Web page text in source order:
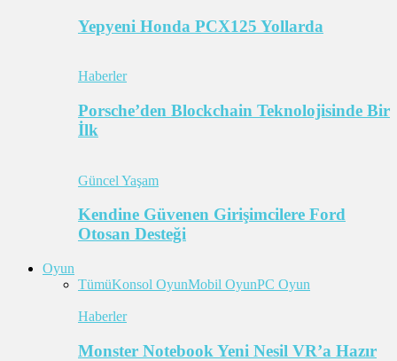
Yepyeni Honda PCX125 Yollarda
Haberler
Porsche’den Blockchain Teknolojisinde Bir
İlk
Güncel Yaşam
Kendine Güvenen Girişimcilere Ford
Otosan Desteği
Oyun
TümüKonsol OyunMobil OyunPC Oyun
Haberler
Monster Notebook Yeni Nesil VR’a Hazır